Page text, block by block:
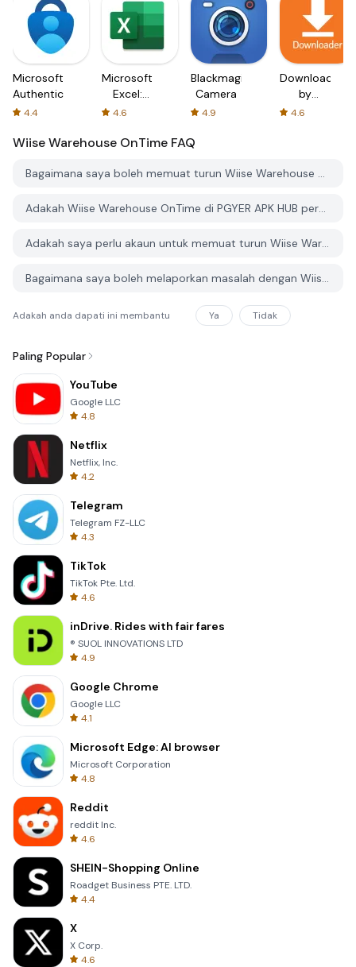
Microsoft
Authenticator
4.4
Microsoft
Excel:
Spreadsheets
4.6
Blackmagic
Camera
4.9
Downloader
by
AFTVnews
4.6
Wiise Warehouse OnTime FAQ
Bagaimana saya boleh memuat turun Wiise Warehouse OnTime dari PGYER APK HUB?
Adakah Wiise Warehouse OnTime di PGYER APK HUB percuma untuk dimuat turun?
Adakah saya perlu akaun untuk memuat turun Wiise Warehouse OnTime dari PGYER APK HUB?
Bagaimana saya boleh melaporkan masalah dengan Wiise Warehouse OnTime di PGYER APK HUB?
Adakah anda dapati ini membantu Ya Tidak
Paling Popular
YouTube
Google LLC
4.8
Netflix
Netflix, Inc.
4.2
Telegram
Telegram FZ-LLC
4.3
TikTok
TikTok Pte. Ltd.
4.6
inDrive. Rides with fair fares
® SUOL INNOVATIONS LTD
4.9
Google Chrome
Google LLC
4.1
Microsoft Edge: AI browser
Microsoft Corporation
4.8
Reddit
reddit Inc.
4.6
SHEIN-Shopping Online
Roadget Business PTE. LTD.
4.4
X
X Corp.
4.6